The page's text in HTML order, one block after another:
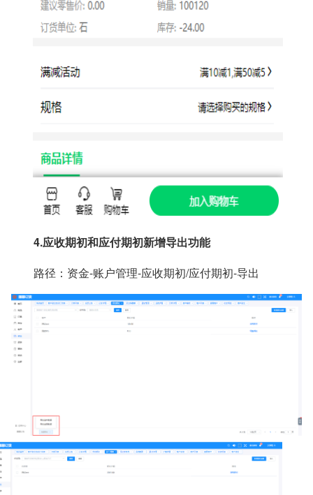
4.应收期初和应付期初新增导出功能
路径：资金-账户管理-应收期初/应付期初-导出